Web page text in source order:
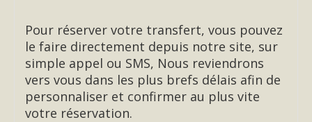
Pour réserver votre transfert, vous pouvez
le faire directement depuis notre site, sur
simple appel ou SMS, Nous reviendrons
vers vous dans les plus brefs délais afin de
personnaliser et confirmer au plus vite
votre réservation.